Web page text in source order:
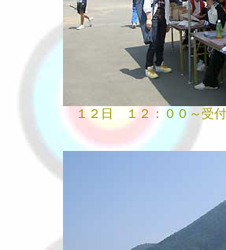
１２日 １２：００～受